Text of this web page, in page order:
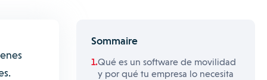
Sommaire
Qué es un software de movilidad
y por qué tu empresa lo necesita